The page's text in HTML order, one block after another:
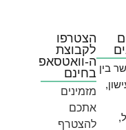
בין
הצטרפו
לקבוצת
ה-וואטסאפ
בחינם
מזמינים
אתכם
להצטרף